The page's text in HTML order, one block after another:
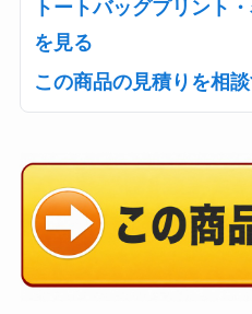
トートバッグプリント
を見る
この商品の見積りを相